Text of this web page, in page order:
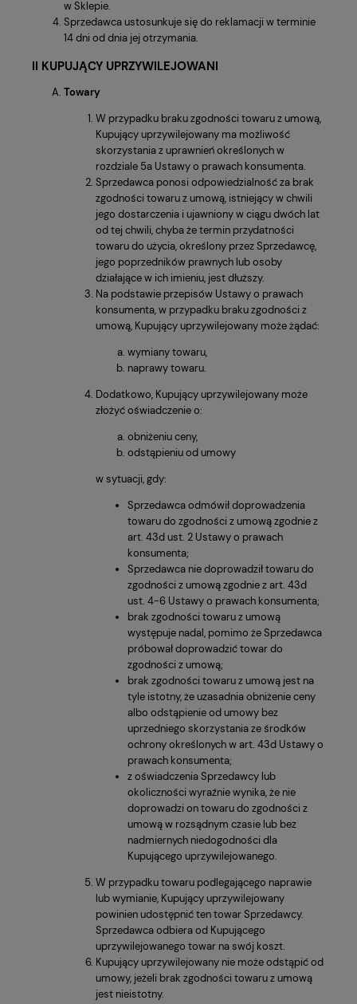
w Sklepie.
Sprzedawca ustosunkuje się do reklamacji w terminie
14 dni od dnia jej otrzymania.
II KUPUJĄCY UPRZYWILEJOWANI
Towary
W przypadku braku zgodności towaru z umową,
Kupujący uprzywilejowany ma możliwość
skorzystania z uprawnień określonych w
rozdziale 5a Ustawy o prawach konsumenta.
Sprzedawca ponosi odpowiedzialność za brak
zgodności towaru z umową, istniejący w chwili
jego dostarczenia i ujawniony w ciągu dwóch lat
od tej chwili, chyba że termin przydatności
towaru do użycia, określony przez Sprzedawcę,
jego poprzedników prawnych lub osoby
działające w ich imieniu, jest dłuższy.
Na podstawie przepisów Ustawy o prawach
konsumenta, w przypadku braku zgodności z
umową, Kupujący uprzywilejowany może żądać:
wymiany towaru,
naprawy towaru.
Dodatkowo, Kupujący uprzywilejowany może
złożyć oświadczenie o:
obniżeniu ceny,
odstąpieniu od umowy
w sytuacji, gdy:
Sprzedawca odmówił doprowadzenia
towaru do zgodności z umową zgodnie z
art. 43d ust. 2 Ustawy o prawach
konsumenta;
Sprzedawca nie doprowadził towaru do
zgodności z umową zgodnie z art. 43d
ust. 4-6 Ustawy o prawach konsumenta;
brak zgodności towaru z umową
występuje nadal, pomimo że Sprzedawca
próbował doprowadzić towar do
zgodności z umową;
brak zgodności towaru z umową jest na
tyle istotny, że uzasadnia obniżenie ceny
albo odstąpienie od umowy bez
uprzedniego skorzystania ze środków
ochrony określonych w art. 43d Ustawy o
prawach konsumenta;
z oświadczenia Sprzedawcy lub
okoliczności wyraźnie wynika, że nie
doprowadzi on towaru do zgodności z
umową w rozsądnym czasie lub bez
nadmiernych niedogodności dla
Kupującego uprzywilejowanego.
W przypadku towaru podlegającego naprawie
lub wymianie, Kupujący uprzywilejowany
powinien udostępnić ten towar Sprzedawcy.
Sprzedawca odbiera od Kupującego
uprzywilejowanego towar na swój koszt.
Kupujący uprzywilejowany nie może odstąpić od
umowy, jeżeli brak zgodności towaru z umową
jest nieistotny.